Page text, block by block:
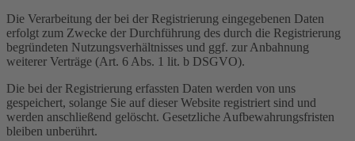
Die Verarbeitung der bei der Registrierung eingegebenen Daten
erfolgt zum Zwecke der Durchführung des durch die Registrierung
begründeten Nutzungsverhältnisses und ggf. zur Anbahnung
weiterer Verträge (Art. 6 Abs. 1 lit. b DSGVO).
Die bei der Registrierung erfassten Daten werden von uns
gespeichert, solange Sie auf dieser Website registriert sind und
werden anschließend gelöscht. Gesetzliche Aufbewahrungsfristen
bleiben unberührt.